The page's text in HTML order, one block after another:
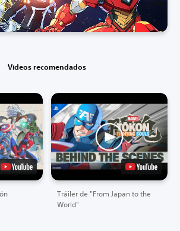
Videos recomendados
Tráiler de "From Japan to the
World"